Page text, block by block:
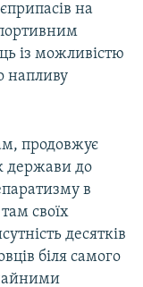
на
із можливістю
напливу
продовжує
держави до
в
своїх
десятків
біля самого